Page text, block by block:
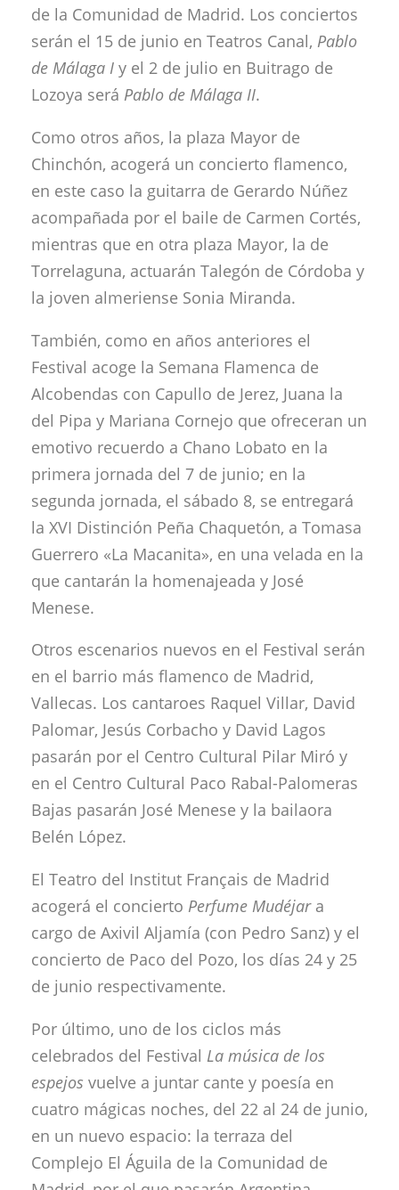
de la Comunidad de Madrid. Los conciertos
serán el 15 de junio en Teatros Canal, Pablo
de Málaga I y el 2 de julio en Buitrago de
Lozoya será Pablo de Málaga II.
Como otros años, la plaza Mayor de
Chinchón, acogerá un concierto flamenco,
en este caso la guitarra de Gerardo Núñez
acompañada por el baile de Carmen Cortés,
mientras que en otra plaza Mayor, la de
Torrelaguna, actuarán Talegón de Córdoba y
la joven almeriense Sonia Miranda.
También, como en años anteriores el
Festival acoge la Semana Flamenca de
Alcobendas con Capullo de Jerez, Juana la
del Pipa y Mariana Cornejo que ofreceran un
emotivo recuerdo a Chano Lobato en la
primera jornada del 7 de junio; en la
segunda jornada, el sábado 8, se entregará
la XVI Distinción Peña Chaquetón, a Tomasa
Guerrero «La Macanita», en una velada en la
que cantarán la homenajeada y José
Menese.
Otros escenarios nuevos en el Festival serán
en el barrio más flamenco de Madrid,
Vallecas. Los cantaroes Raquel Villar, David
Palomar, Jesús Corbacho y David Lagos
pasarán por el Centro Cultural Pilar Miró y
en el Centro Cultural Paco Rabal-Palomeras
Bajas pasarán José Menese y la bailaora
Belén López.
El Teatro del Institut Français de Madrid
acogerá el concierto Perfume Mudéjara
cargo de Axivil Aljamía (con Pedro Sanz) y el
concierto de Paco del Pozo, los días 24 y 25
de junio respectivamente.
Por último, uno de los ciclos más
celebrados del Festival La música de los
espejos vuelve a juntar cante y poesía en
cuatro mágicas noches, del 22 al 24 de junio,
en un nuevo espacio: la terraza del
Complejo El Águila de la Comunidad de